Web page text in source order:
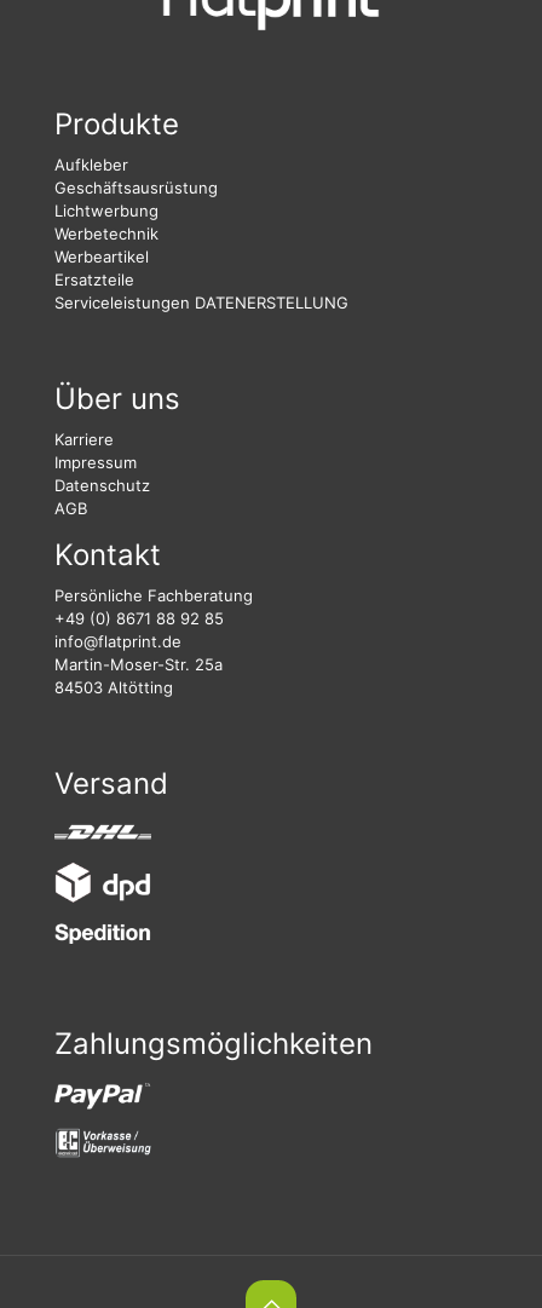
Produkte
Aufkleber
Geschäftsausrüstung
Lichtwerbung
Werbetechnik
Werbeartikel
Ersatzteile
Serviceleistungen DATENERSTELLUNG
Über uns
Karriere
Impressum
Datenschutz
AGB
Kontakt
Persönliche Fachberatung
+49 (0) 8671 88 92 85
info@flatprint.de
Martin-Moser-Str. 25a
84503 Altötting
Versand
Zahlungsmöglichkeiten